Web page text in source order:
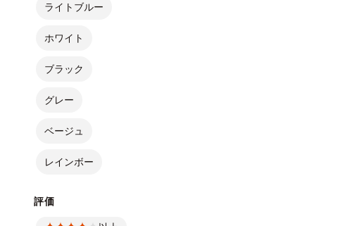
ライトブルー
ホワイト
ブラック
グレー
ベージュ
レインボー
評価